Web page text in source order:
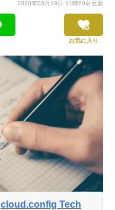
2020年03月18日 11時00分更新
お気に入り
cloud.config Tech